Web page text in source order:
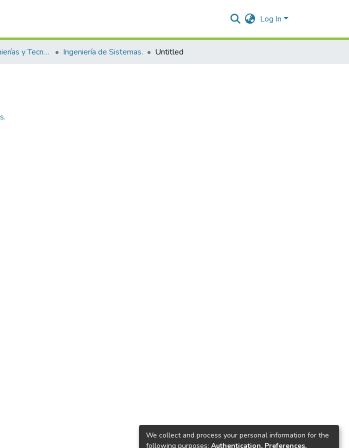
Log In
Facultad Ingenierías y Tecnologías Ingeniería de Sistemas. Untitled
We collect and process your personal information for the
following purposes: Authentication, Preferences,